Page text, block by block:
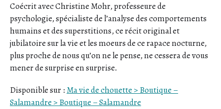
Coécrit avec Christine Mohr, professeure de
psychologie, spécialiste de l’analyse des comportements
humains et des superstitions, ce récit original et
jubilatoire sur la vie et les moeurs de ce rapace nocturne,
plus proche de nous qu’on ne le pense, ne cessera de vous
mener de surprise en surprise.
Disponible sur : Ma vie de chouette > Boutique –
Salamandre > Boutique – Salamandre